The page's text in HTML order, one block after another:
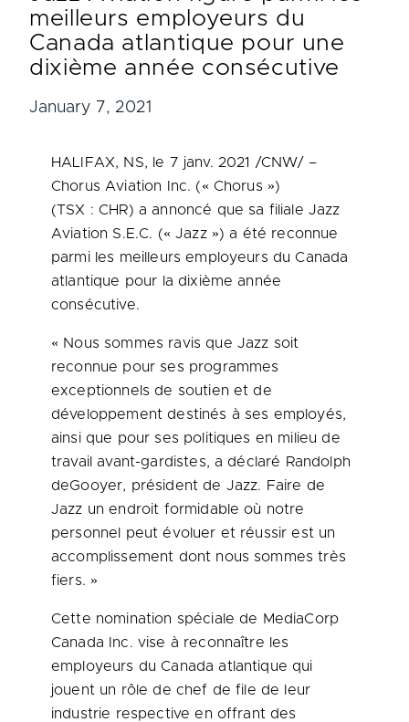
meilleurs employeurs du
Canada atlantique pour une
dixième année consécutive
January 7, 2021
HALIFAX, NS, le 7 janv. 2021 /CNW/ –
Chorus Aviation Inc. (« Chorus »)
(TSX : CHR) a annoncé que sa filiale Jazz
Aviation S.E.C. (« Jazz ») a été reconnue
parmi les meilleurs employeurs duCanada
atlantique pour la dixième année
consécutive.
« Nous sommes ravis que Jazz soit
reconnue pour ses programmes
exceptionnels de soutien et de
développement destinés à ses employés,
ainsi que pour ses politiques en milieu de
travail avant-gardistes, a déclaré Randolph
deGooyer, président de Jazz. Faire de
Jazz un endroit formidable où notre
personnel peut évoluer et réussir est un
accomplissement dont nous sommes très
fiers. »
Cette nomination spéciale de MediaCorp
Canada Inc. vise à reconnaître les
employeurs duCanada atlantique qui
jouent un rôle de chef de file de leur
industrie respective en offrant des